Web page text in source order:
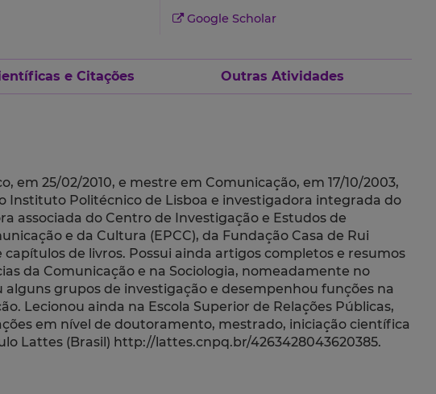
Google Scholar
e Citações Outras Atividades
25/02/2010, e mestre em Comunicação, em 17/10/2003,
Instituto Politécnico de Lisboa e investigadora integrada do
associada do Centro de Investigação e Estudos de
e da Cultura (EPCC), da Fundação Casa de Rui
de livros. Possui ainda artigos completos e resumos
da Comunicação e na Sociologia, nomeadamente no
grupos de investigação e desempenhou funções na
Lecionou ainda na Escola Superior de Relações Públicas,
em nível de doutoramento, mestrado, iniciação científica
Lattes (Brasil) http://lattes.cnpq.br/4263428043620385.